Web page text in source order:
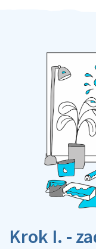
Krok I. -